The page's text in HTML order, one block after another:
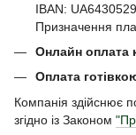
IBAN:
Призначення
Онлайн оплата
Оплата
Компанія здійснює
згідно із Законом